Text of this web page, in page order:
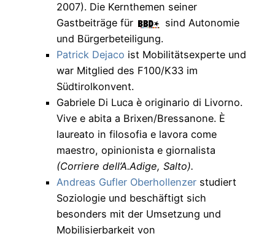
2007). Die Kernthemen seiner
Gastbeiträge für
sind Autonomie
und Bürgerbeteiligung.
Patrick Dejaco ist Mobilitätsexperte und
war Mitglied des F100/K33 im
Südtirolkonvent.
Gabriele Di Luca è originario di Livorno.
Vive e abita a Brixen/Bressanone. È
laureato in filosofia e lavora come
maestro, opinionista e giornalista
(Corriere dell’A.Adige, Salto).
Andreas Gufler Oberhollenzer studiert
Soziologie und beschäftigt sich
besonders mit der Umsetzung und
Mobilisierbarkeit von